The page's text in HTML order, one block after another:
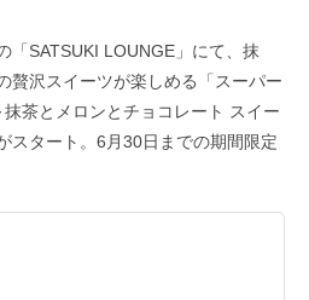
「SATSUKI LOUNGE」にて、抹
贅沢スイーツが楽しめる「スーパー
茶とメロンとチョコレート スイー
スタート。6月30日までの期間限定